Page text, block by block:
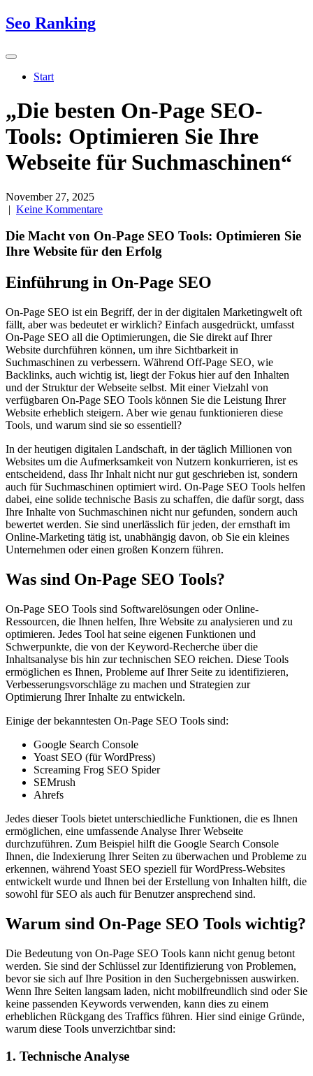
Skip
to
Seo Ranking
Start
„Die besten On-Page SEO-
Tools: Optimieren Sie Ihre
Webseite für Suchmaschinen“
November 27, 2025
| Keine Kommentare
Die Macht von On-Page SEO Tools: Optimieren Sie
Ihre Website für den Erfolg
Einführung in On-Page SEO
On-Page SEO ist ein Begriff, der in der digitalen Marketingwelt oft
fällt, aber was bedeutet er wirklich? Einfach ausgedrückt, umfasst
On-Page SEO all die Optimierungen, die Sie direkt auf Ihrer
Website durchführen können, um ihre Sichtbarkeit in
Suchmaschinen zu verbessern. Während Off-Page SEO, wie
Backlinks, auch wichtig ist, liegt der Fokus hier auf den Inhalten
und der Struktur der Webseite selbst. Mit einer Vielzahl von
verfügbaren On-Page SEO Tools können Sie die Leistung Ihrer
Website erheblich steigern. Aber wie genau funktionieren diese
Tools, und warum sind sie so essentiell?
In der heutigen digitalen Landschaft, in der täglich Millionen von
Websites um die Aufmerksamkeit von Nutzern konkurrieren, ist es
entscheidend, dass Ihr Inhalt nicht nur gut geschrieben ist, sondern
auch für Suchmaschinen optimiert wird. On-Page SEO Tools helfen
dabei, eine solide technische Basis zu schaffen, die dafür sorgt, dass
Ihre Inhalte von Suchmaschinen nicht nur gefunden, sondern auch
bewertet werden. Sie sind unerlässlich für jeden, der ernsthaft im
Online-Marketing tätig ist, unabhängig davon, ob Sie ein kleines
Unternehmen oder einen großen Konzern führen.
Was sind On-Page SEO Tools?
On-Page SEO Tools sind Softwarelösungen oder Online-
Ressourcen, die Ihnen helfen, Ihre Website zu analysieren und zu
optimieren. Jedes Tool hat seine eigenen Funktionen und
Schwerpunkte, die von der Keyword-Recherche über die
Inhaltsanalyse bis hin zur technischen SEO reichen. Diese Tools
ermöglichen es Ihnen, Probleme auf Ihrer Seite zu identifizieren,
Verbesserungsvorschläge zu machen und Strategien zur
Optimierung Ihrer Inhalte zu entwickeln.
Einige der bekanntesten On-Page SEO Tools sind:
Google Search Console
Yoast SEO (für WordPress)
Screaming Frog SEO Spider
SEMrush
Ahrefs
Jedes dieser Tools bietet unterschiedliche Funktionen, die es Ihnen
ermöglichen, eine umfassende Analyse Ihrer Webseite
durchzuführen. Zum Beispiel hilft die Google Search Console
Ihnen, die Indexierung Ihrer Seiten zu überwachen und Probleme zu
erkennen, während Yoast SEO speziell für WordPress-Websites
entwickelt wurde und Ihnen bei der Erstellung von Inhalten hilft, die
sowohl für SEO als auch für Benutzer ansprechend sind.
Warum sind On-Page SEO Tools wichtig?
Die Bedeutung von On-Page SEO Tools kann nicht genug betont
werden. Sie sind der Schlüssel zur Identifizierung von Problemen,
bevor sie sich auf Ihre Position in den Suchergebnissen auswirken.
Wenn Ihre Seiten langsam laden, nicht mobilfreundlich sind oder Sie
keine passenden Keywords verwenden, kann dies zu einem
erheblichen Rückgang des Traffics führen. Hier sind einige Gründe,
warum diese Tools unverzichtbar sind:
1. Technische Analyse